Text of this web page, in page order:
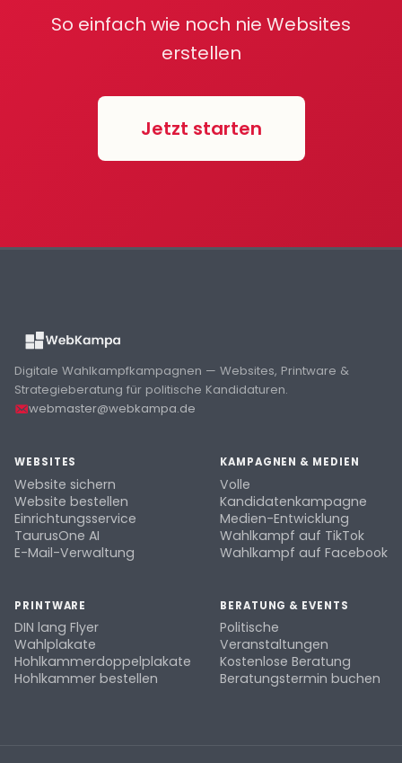
So einfach wie noch nie Websites
erstellen
Jetzt starten
Digitale Wahlkampfkampagnen — Websites, Printware &
Strategieberatung für politische Kandidaturen.
webmaster@webkampa.de
WEBSITES
Website sichern
Website bestellen
Einrichtungsservice
TaurusOne AI
E-Mail-Verwaltung
KAMPAGNEN & MEDIEN
Volle
Kandidatenkampagne
Medien-Entwicklung
Wahlkampf auf TikTok
Wahlkampf auf Facebook
PRINTWARE
DIN lang Flyer
Wahlplakate
Hohlkammerdoppelplakate
Hohlkammer bestellen
BERATUNG & EVENTS
Politische
Veranstaltungen
Kostenlose Beratung
Beratungstermin buchen